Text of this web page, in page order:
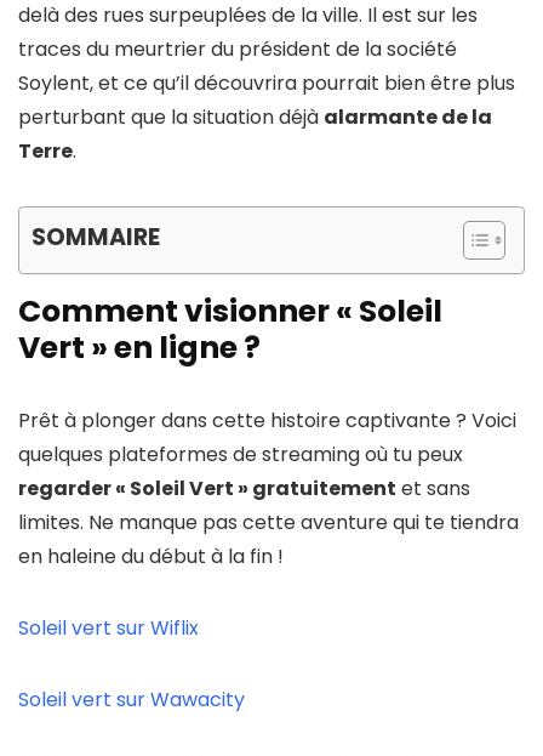
delà des rues surpeuplées de la ville. Il est sur les
traces du meurtrier du président de la société
Soylent, et ce qu’il découvrira pourrait bien être plus
perturbant que la situation déjà alarmante de la
Terre.
SOMMAIRE
Comment visionner « Soleil
Vert » en ligne ?
Prêt à plonger dans cette histoire captivante ? Voici
quelques plateformes de streaming où tu peux
regarder « Soleil Vert » gratuitement et sans
limites. Ne manque pas cette aventure qui te tiendra
en haleine du début à la fin !
Soleil vert sur Wiflix
Soleil vert sur Wawacity